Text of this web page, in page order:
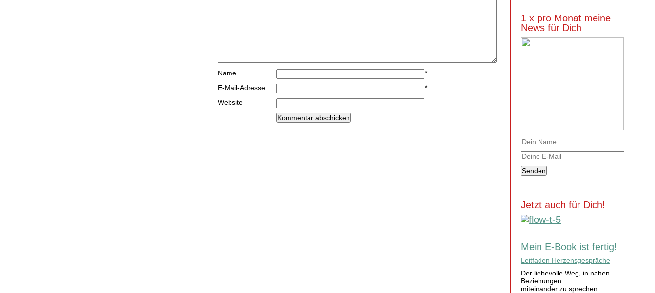
1 x pro Monat meine
News für Dich
Jetzt auch für Dich!
Mein E-Book ist fertig!
Leitfaden Herzensgespräche
Der liebevolle Weg, in nahen
Beziehungen
miteinander zu sprechen
Name
*
E-Mail-Adresse
*
Website